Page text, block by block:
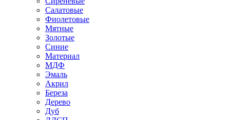
Салатовые
Фиолетовые
Мятные
Золотые
Синие
Материал
МДФ
Эмаль
Акрил
Береза
Дерево
Дуб